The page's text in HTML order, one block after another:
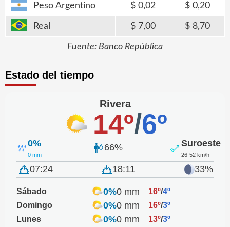
Peso Argentino 0,02 0,20
Real 7,00 8,70
Fuente: Banco República
Estado del tiempo
Rivera
14º/6º
0%
0 mm
66% Suroeste
26-52 km/h
07:24 18:11 33%
Sábado 0%0 mm 16º/4º
Domingo
0%0 mm 16º/3º
Lunes
0%0 mm 13º/3º